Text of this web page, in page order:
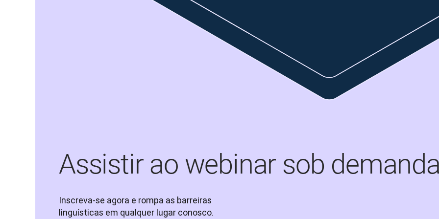
Assistir ao webinar sob
Inscreva-se agora e rompa as barreiras
linguísticas em qualquer lugar conosco.